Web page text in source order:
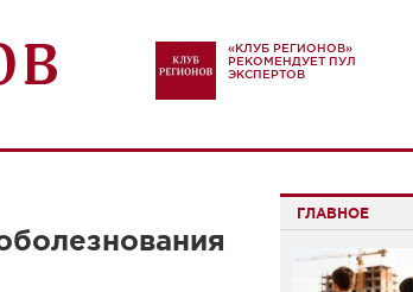
«КЛУБ РЕГИОНОВ»
РЕКОМЕНДУЕТ ПУЛ
ЭКСПЕРТОВ
ГЛАВНОЕ